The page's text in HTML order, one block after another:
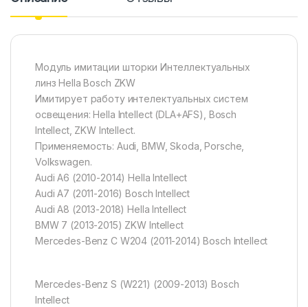
Модуль имитации шторки Интеллектуальных
линз Hella Bosch ZKW
Имитирует работу интелектуальных систем
освещения: Hella Intellect (DLA+AFS), Bosch
Intellect, ZKW Intellect.
Применяемость: Audi, BMW, Skoda, Porsche,
Volkswagen.
Audi A6 (2010-2014) Hella Intellect
Audi A7 (2011-2016) Bosch Intellect
Audi A8 (2013-2018) Hella Intellect
BMW 7 (2013-2015) ZKW Intellect
Mercedes-Benz C W204 (2011-2014) Bosch Intellect
Mercedes-Benz S (W221) (2009-2013) Bosch
Intellect